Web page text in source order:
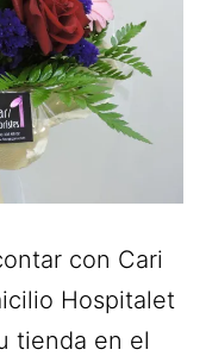
con Cari
Hospitalet
tienda en el